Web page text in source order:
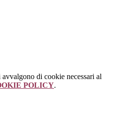
di cookie necessari al
POLICY.